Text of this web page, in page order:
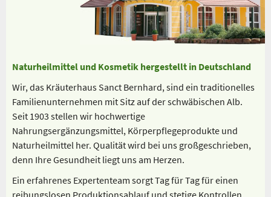
Naturheilmittel und Kosmetik hergestellt in Deutschland
Wir, das Kräuterhaus Sanct Bernhard, sind ein traditionelles
Familienunternehmen mit Sitz auf der schwäbischen Alb.
Seit 1903 stellen wir hochwertige
Nahrungsergänzungsmittel, Körperpflegeprodukte und
Naturheilmittel her. Qualität wird bei uns großgeschrieben,
denn Ihre Gesundheit liegt uns am Herzen.
Ein erfahrenes Expertenteam sorgt Tag für Tag für einen
reibungslosen Produktionsablauf und stetige Kontrollen